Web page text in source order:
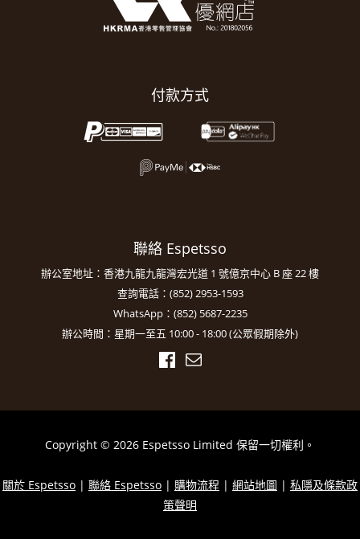
付款方式
聯絡 Espetsso
辦公室地址：香港九龍九龍灣宏光道 1 號億京中心 B 座 22 樓
查詢電話：(852) 2953-1593
WhatsApp：(852) 5687-2235
辦公時間：星期一至五 10:00 - 18:00 (公眾假期除外)
Copyright © 2026 Espetsso Limited 保留一切權利。
關於 Espetsso | 聯絡 Espetsso | 購物流程 | 網站地圖 | 私隱及條款政
策聲明